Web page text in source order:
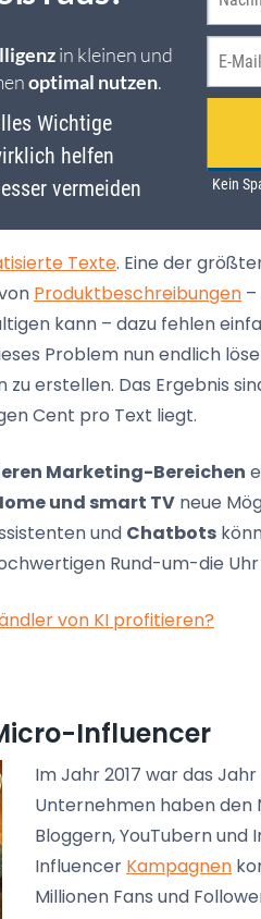
Texte. Eine der
Produktbeschreibungen
kann – dazu fehlen
Problem nun endlich
erstellen. Das Ergebnis
Cent pro Text liegt.
Marketing-Bereichen
und smart TV neue
und Chatbots
Rund-um-die
von KI profitieren?
Influencer
Im Jahr 2017 war das
Unternehmen haben den
Bloggern, YouTubern
Influencer Kampagnen
Millionen Fans und